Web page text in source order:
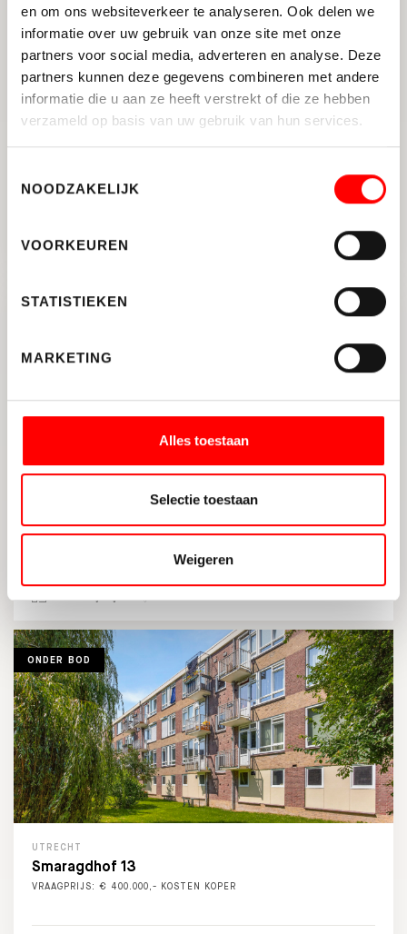
en om ons websiteverkeer te analyseren. Ook delen we
informatie over uw gebruik van onze site met onze
partners voor social media, adverteren en analyse. Deze
partners kunnen deze gegevens combineren met andere
informatie die u aan ze heeft verstrekt of die ze hebben
verzameld op basis van uw gebruik van hun services.
NOODZAKELIJK
VOORKEUREN
STATISTIEKEN
MARKETING
Alles toestaan
Selectie toestaan
Weigeren
VRAAGPRIJS: € 649.500,- KOSTEN KOPER
133 M2 4
VRAAGPRIJS: € 499.000,- KOSTEN KOPER
ONDER BOD
UTRECHT
Smaragdhof 13
VRAAGPRIJS: € 400.000,- KOSTEN KOPER